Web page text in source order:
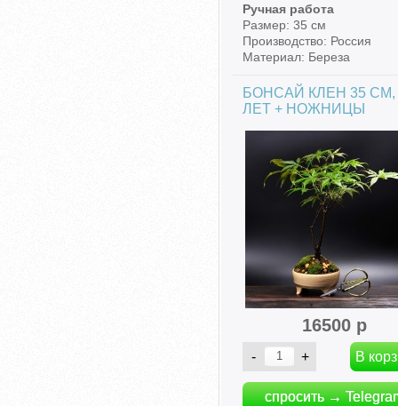
Ручная работа
Размер: 35 см
Производство: Россия
Материал: Береза
БОНСАЙ КЛЕН 35 СМ,
ЛЕТ + НОЖНИЦЫ
16500 р
спросить →